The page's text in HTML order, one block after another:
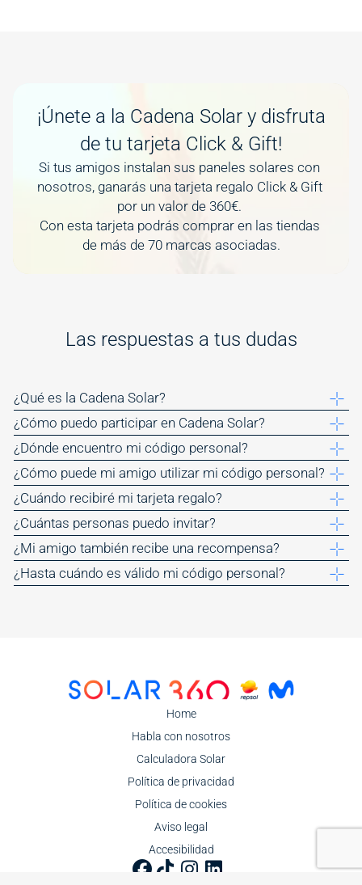
¡Únete a la Cadena Solar y disfruta
de tu tarjeta Click & Gift!
Si tus amigos instalan sus paneles solares con
nosotros, ganarás una tarjeta regalo Click & Gift
por un valor de 360€.
Con esta tarjeta podrás comprar en las tiendas
de más de 70 marcas asociadas.
Las respuestas a tus dudas
¿Qué es la Cadena Solar?
¿Cómo puedo participar en Cadena Solar?
¿Dónde encuentro mi código personal?
¿Cómo puede mi amigo utilizar mi código personal?
¿Cuándo recibiré mi tarjeta regalo?
¿Cuántas personas puedo invitar?
¿Mi amigo también recibe una recompensa?
¿Hasta cuándo es válido mi código personal?
Image
Home
Habla con nosotros
Calculadora Solar
Política de privacidad
Política de cookies
Aviso legal
Accesibilidad